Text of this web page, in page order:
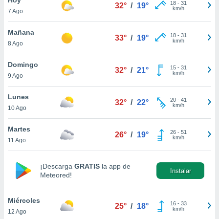
y
en
más
de
cookies
aceptar
7 Ago
32° / 19° 18- 31
km/h
Mañana
8 Ago
33° / 19° 18- 31
km/h
Domingo
9 Ago
32° / 21° 15- 31
km/h
Lunes
10 Ago
32° / 22° 20- 41
km/h
Martes
11 Ago
26° / 19° 26- 51
km/h
¡Descarga GRATIS la app de
Meteored!
Instalar
Miércoles
12 Ago
25° / 18° 16- 33
km/h